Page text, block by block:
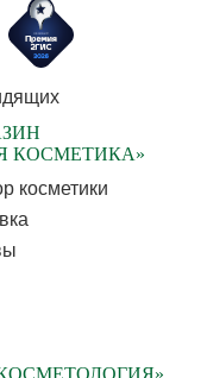
КОСМЕТИКА»
косметики